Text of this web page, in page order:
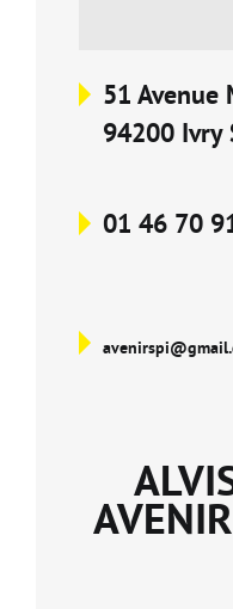
51 Avenue
94200 Ivry
01 46 70